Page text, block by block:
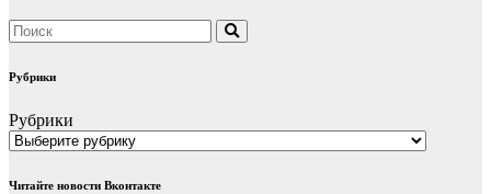
Рубрики
Рубрики
Читайте новости Вконтакте